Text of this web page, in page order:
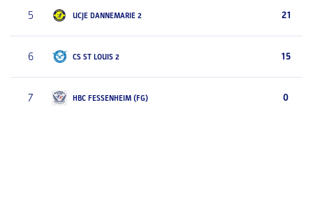
5 UCJE DANNEMARIE 2 21
6 CS ST LOUIS 2 15
7 HBC FESSENHEIM (FG) 0